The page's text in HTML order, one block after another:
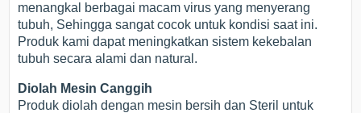
menangkal berbagai macam virus yang menyerang
tubuh, Sehingga sangat cocok untuk kondisi saat ini.
Produk kami dapat meningkatkan sistem kekebalan
tubuh secara alami dan natural.
Diolah Mesin Canggih
Produk diolah dengan mesin bersih dan Steril untuk